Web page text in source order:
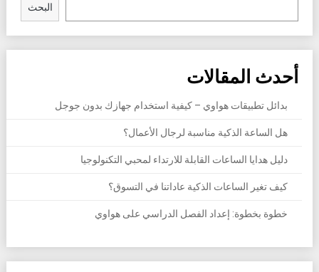
البحث
أحدث المقالات
بدائل تطبيقات هواوي – كيفية استخدام جهازك بدون جوجل
هل الساعة الذكية مناسبة لرجال الأعمال؟
دليل هدايا الساعات القابلة للارتداء لمحبي التكنولوجيا
كيف تغير الساعات الذكية عاداتنا في التسوق؟
خطوة بخطوة: إعداد الفصل الدراسي على هواوي